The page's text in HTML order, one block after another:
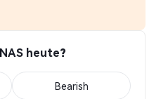
heute?
Bearish